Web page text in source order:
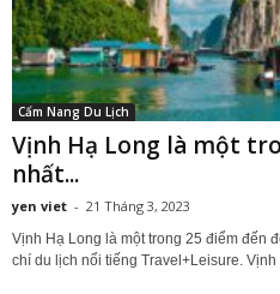
Cẩm Nang Du Lịch
Vịnh Hạ Long là một
nhất...
yen viet - 21 Tháng 3, 2023
Vịnh Hạ Long là một trong 25 điểm đến
chí du lịch nổi tiếng Travel+Leisure. Vịnh